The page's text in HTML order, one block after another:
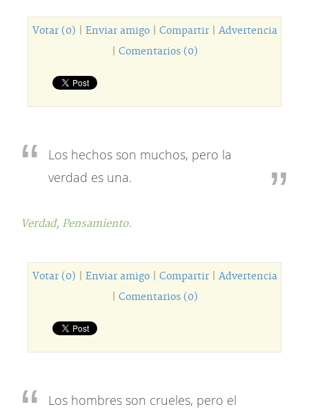
Votar (0) Enviar amigo| Compartir| Advertencia
Comentarios (0)
Los hechos son muchos, pero la
verdad es una.
Verdad, Pensamiento.
Votar (0) Enviar amigo| Compartir| Advertencia
Comentarios (0)
Los hombres son crueles, pero el